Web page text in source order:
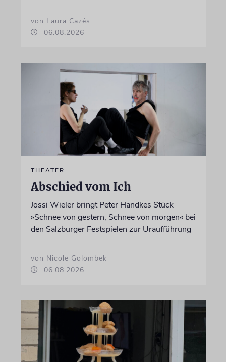
von Laura Cazés
06.08.2026
THEATER
Abschied vom Ich
Jossi Wieler bringt Peter Handkes Stück
»Schnee von gestern, Schnee von morgen« bei
den Salzburger Festspielen zur Uraufführung
von Nicole Golombek
06.08.2026